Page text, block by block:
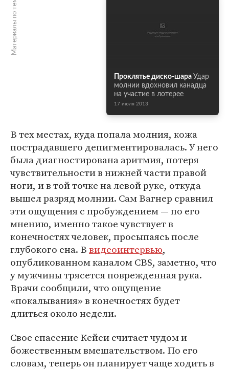
Материалы по теме
Проклятье диско-шара Удар
молнии вдохновил канадца
на участие в лотерее
17 июля 2013
В тех местах, куда попала молния, кожа
пострадавшего депигментировалась. У него
была диагностирована аритмия, потеря
чувствительности в нижней части правой
ноги, и в той точке на левой руке, откуда
вышел разряд молнии. Сам Вагнер сравнил
эти ощущения с пробуждением — по его
мнению, именно такое чувствует в
конечностях человек, просыпаясь после
глубокого сна. Ввидеоинтервью,
опубликованном каналом CBS, заметно, что
у мужчины трясется поврежденная рука.
Врачи сообщили, что ощущение
«покалывания» в конечностях будет
длиться около недели.
Свое спасение Кейси считает чудом и
божественным вмешательством. По его
словам, теперь он планирует чаще ходить в